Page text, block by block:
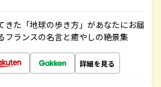
きた「地球の歩き方」があなたにお届
フランスの名言と癒やしの絶景集
詳細を見る